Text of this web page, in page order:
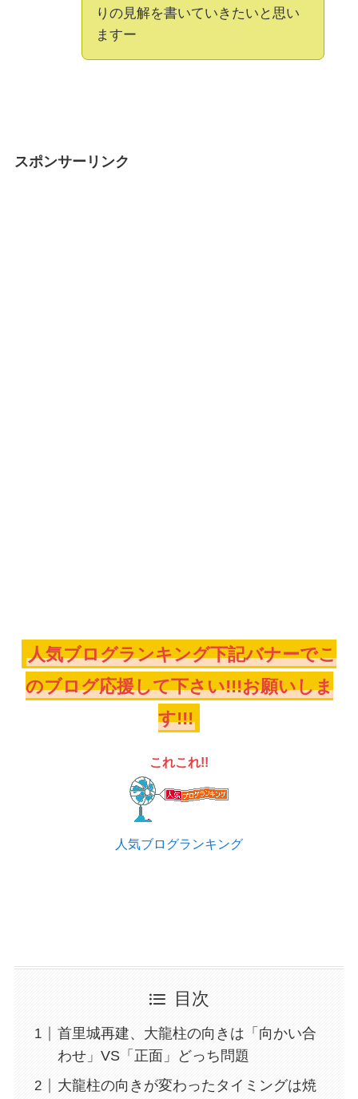
りの見解を書いていきたいと思い
ますー
スポンサーリンク
人気ブログランキング下記バナーでこ
のブログ応援して下さい!!!お願いしま
す!!!
これこれ!!
人気ブログランキング
目次
首里城再建、大龍柱の向きは「向かい合
わせ」VS「正面」どっち問題
大龍柱の向きが変わったタイミングは焼